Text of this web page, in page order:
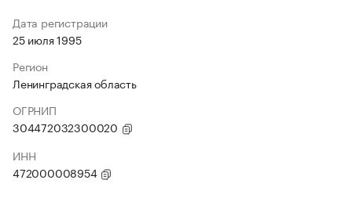
Дата регистрации
25 июля 1995
Регион
Ленинградская область
ОГРНИП
304472032300020
ИНН
472000008954